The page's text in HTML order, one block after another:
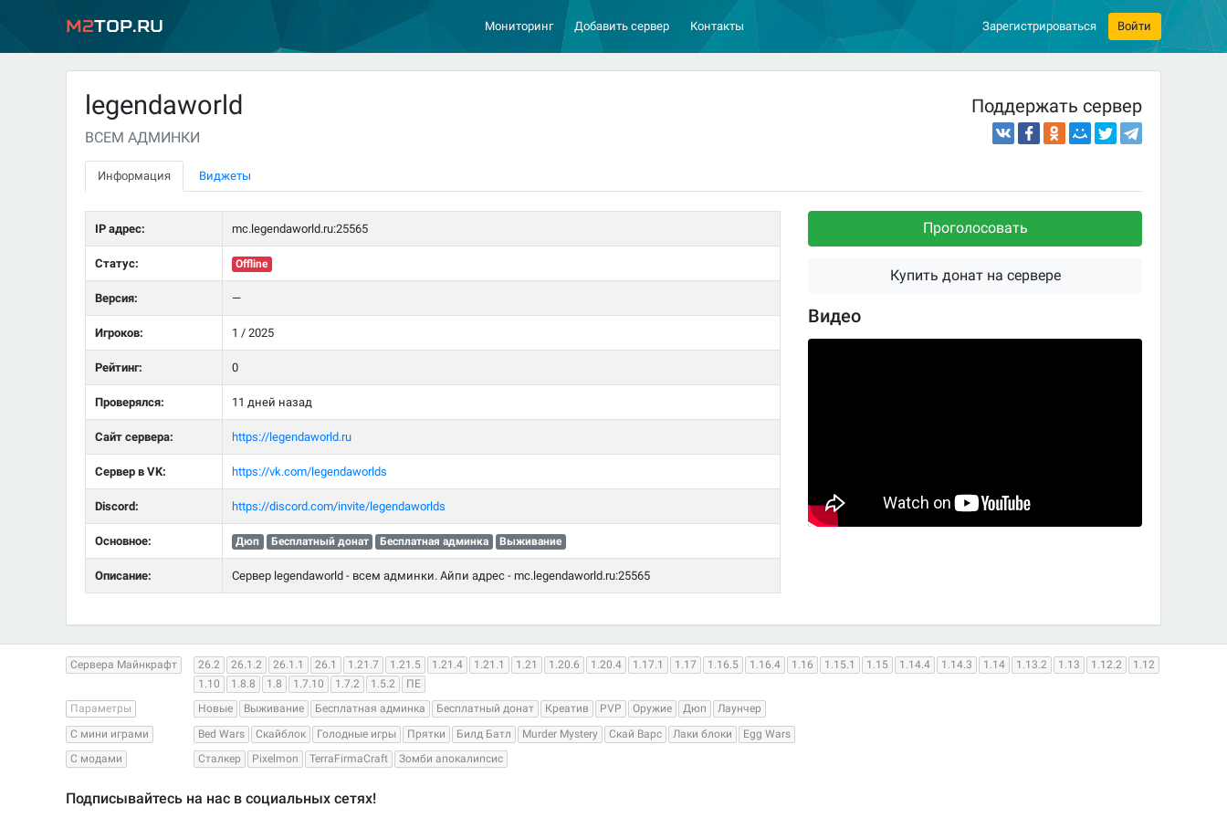
M2Top.ru Мониторинг Добавить сервер Контакты Зарегистрироваться Войти
legendaworld
ВСЕМ АДМИНКИ
Поддержать сервер
Информация Виджеты
IP адрес: mc.legendaworld.ru:25565
Статус: Offline
Версия: —
Игроков: 1 / 2025
Рейтинг: 0
Проверялся: 11 дней назад
Сайт сервера: https://legendaworld.ru
Сервер в VK: https://vk.com/legendaworlds
Discord: https://discord.com/invite/legendaworlds
Основное: Дюп Бесплатный донат Бесплатная админка Выживание
Описание: Сервер legendaworld - всем админки. Айпи адрес - mc.legendaworld.ru:25565
Проголосовать
Купить донат на сервере
Видео
Сервера Майнкрафт 26.2 26.1.2 26.1.1 26.1 1.21.7 1.21.5 1.21.4 1.21.1 1.21 1.20.6 1.20.4 1.17.1 1.17 1.16.5 1.16.4 1.16 1.15.1 1.15 1.14.4 1.14.3 1.14 1.13.2 1.13 1.12.2
1.12
1.10
1.8.8 1.8 1.7.10 1.7.2 1.5.2
ПЕ
Параметры
Новые Выживание Бесплатная админка Бесплатный донат Креатив PVP Оружие Дюп
Лаунчер
С мини играми
Bed Wars Скайблок Голодные игры Прятки Билд Батл Murder Mystery Скай Варс Лаки блоки
Egg Wars
С модами
Сталкер Pixelmon TerraFirmaCraft Зомби апокалипсис
Подписывайтесь на нас в социальных сетях!